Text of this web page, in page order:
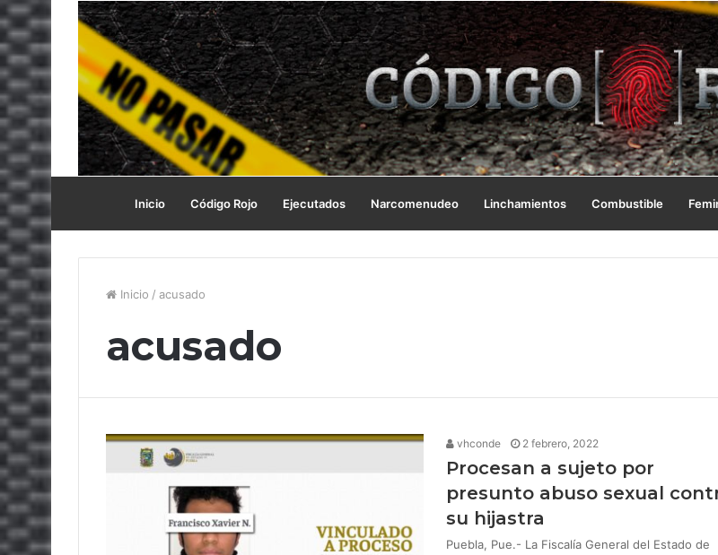
Inicio Código Rojo Ejecutados Narcomenudeo Linchamientos Combustible
Inicio / acusado
acusado
vhconde 2 febrero, 2022
Procesan a sujeto por
presunto abuso sexual
su hijastra
Puebla, Pue.- La Fiscalía General del Estado de